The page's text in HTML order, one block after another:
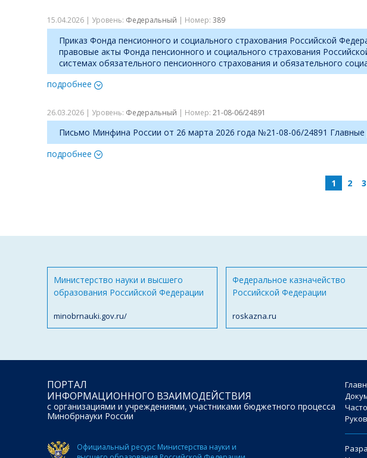
15.04.2026 | Уровень: Федеральный | Номер: 389
Приказ Фонда пенсионного и социального страхования Российской
правовые акты Фонда пенсионного и социального страхования
системах обязательного пенсионного страхования и обязательного
подробнее
26.03.2026 | Уровень: Федеральный | Номер: 21-08-06/24891
Письмо Минфина России от 26 марта 2026 года №21-08-06/24891
подробнее
1 2 3
Министерство науки и высшего
образования Российской Федерации
minobrnauki.gov.ru/
Федеральное казначейство
Российской Федерации
roskazna.ru
ПОРТАЛ
ИНФОРМАЦИОННОГО ВЗАИМОДЕЙСТВИЯ
с организациями и учреждениями, участниками бюджетного процесса
Минобрнауки России
Официальный ресурс Министерства науки и